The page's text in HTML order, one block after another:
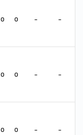
0 0 - -
0 0 - -
0 0 - -